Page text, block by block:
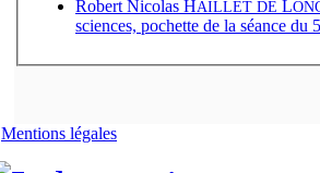
Robert Nicolas HAILLET DE L
sciences, pochette de la séance du
Mentions légales